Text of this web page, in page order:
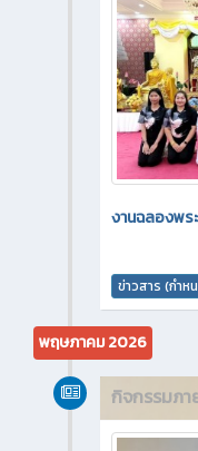
งานฉลองพร
ข่าวสาร (กำห
พฤษภาคม 2026
กิจกรรมภา